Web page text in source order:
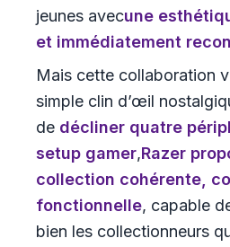
jeunes avecune
et immédiatement
Mais cette collaboration
simple clin d’œil
de décliner quatre
setup gamer,Razer
collection cohérente,
fonctionnelle, capable
bien les collectionneurs